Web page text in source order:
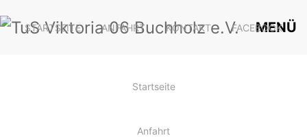
STARTSEITE ANFAHRT KONTAKT FACEBOOK
MENÜ
Startseite
Anfahrt